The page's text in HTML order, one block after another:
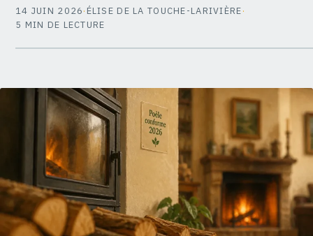
14 JUIN 2026· ÉLISE DE LA TOUCHE-LARIVIÈRE·
5 MIN DE LECTURE